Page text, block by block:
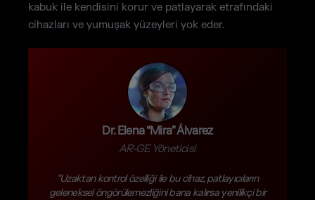
Dr. Elena “Mira” Álvarez
AR-GE Yöneticisi
"Uzaktan kontrol özelliği ile bu cihaz, patlayıcıların
geleneksel öngörülemezliğini bana kalırsa yenilikçi bir
kabuk ile kendisini korur ve patlayarak etrafındaki
cihazları ve yumuşak yüzeyleri yok eder.